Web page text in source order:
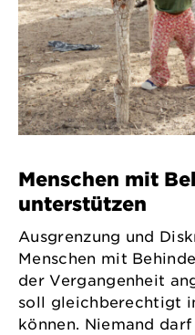
Menschen mit
unterstützen
Ausgrenzung und
Menschen mit
der Vergangenheit
soll gleichberechtigt
können. Niemand